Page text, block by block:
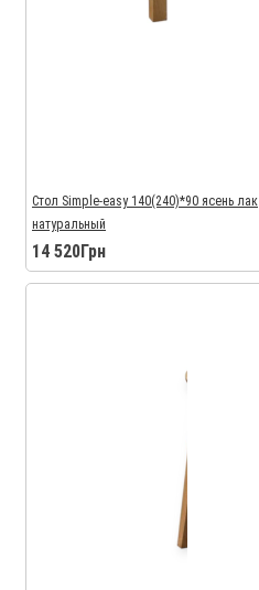
Стол Simple-easy 140(240)*90 ясень лак
натуральный
14 520Грн